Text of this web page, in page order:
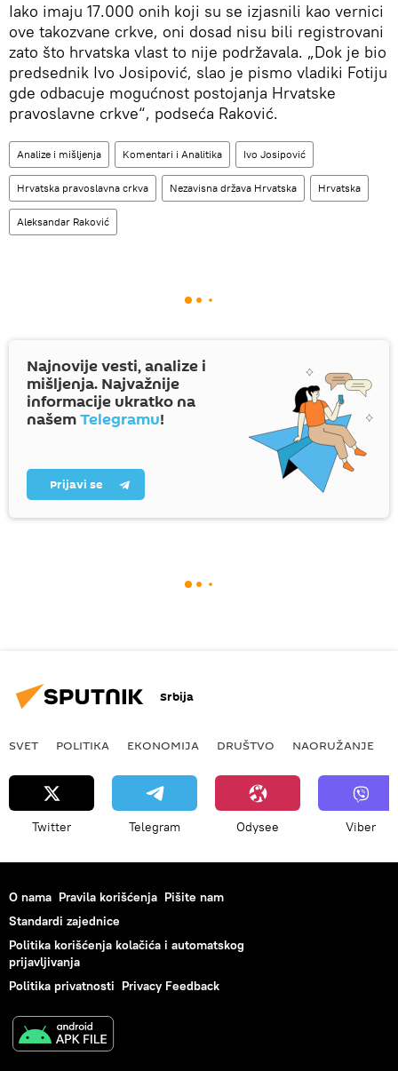
Iako imaju 17.000 onih koji su se izjasnili kao vernici
ove takozvane crkve, oni dosad nisu bili registrovani
zato što hrvatska vlast to nije podržavala. „Dok je bio
predsednik Ivo Josipović, slao je pismo vladiki Fotiju
gde odbacuje mogućnost postojanja Hrvatske
pravoslavne crkve“, podseća Raković.
Analize i mišljenja Komentari i Analitika Ivo Josipović
Hrvatska pravoslavna crkva Nezavisna država Hrvatska Hrvatska
Aleksandar Raković
Najnovije vesti, analize i
mišljenja. Najvažnije
informacije ukratko na
našemTelegramu!
Prijavi se
Srbija
SVET POLITIKA EKONOMIJA DRUŠTVO NAORUŽANJE
Twitter Telegram Odysee Viber
O nama Pravila korišćenja Pišite nam
Standardi zajednice
Politika korišćenja kolačića i automatskog
prijavljivanja
Politika privatnosti Privacy Feedback